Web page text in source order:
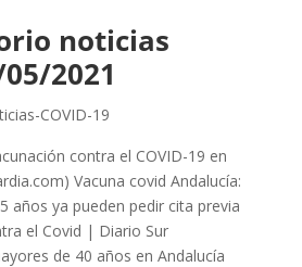
noticias
2021
COVID-19
contra el COVID-19 en
Vacuna covid Andalucía:
años ya pueden pedir cita previa
el Covid | Diario Sur
de 40 años en Andalucía